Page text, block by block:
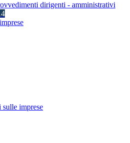
dirigenti - amministrativi
imprese